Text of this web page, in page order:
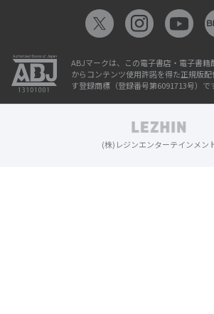
ABJマークは、この電子書店・電子書
からコンテンツ使用許諾を得た正規版
す登録商標（登録番号第6091713号）で
(株)レジンエンターテインメン